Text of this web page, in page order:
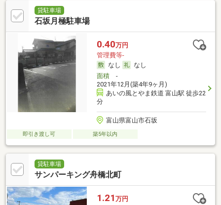
貸駐車場
石坂月極駐車場
0.40万円
管理費等-
なし
なし
面積-
2021年12月(築4年9ヶ月)
あいの風とやま鉄道 富山駅 徒歩22
分
富山県富山市石坂
即引き渡し可 築5年以内
貸駐車場
サンパーキング舟橋北町
1.21 万円